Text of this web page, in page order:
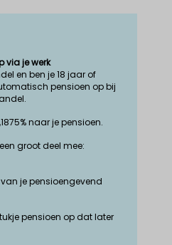
via je werk
en ben je 18 jaar of
pensioen op bij
naar je pensioen.
groot deel mee:
je pensioengevend
pensioen op dat later